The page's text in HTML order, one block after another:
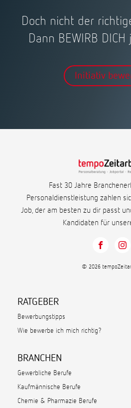
Doch nicht der
Dann BEWIRB
Initiativ
Fast 30 Jahre
Personaldienstleistung zahlen
Job, der am besten zu dir passt
Kandidaten für
© 2026
RATGEBER
Bewerbungstipps
Wie bewerbe ich mich richtig?
BRANCHEN
Gewerbliche Berufe
Kaufmännische Berufe
Chemie & Pharmazie Berufe